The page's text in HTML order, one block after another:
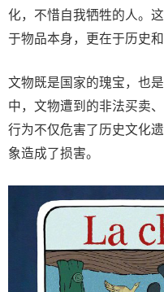
化，不惜自我牺牲的人。
于物品本身，更在于历史和
文物既是国家的瑰宝，也
中，文物遭到的非法买卖
行为不仅危害了历史文化
象造成了损害。